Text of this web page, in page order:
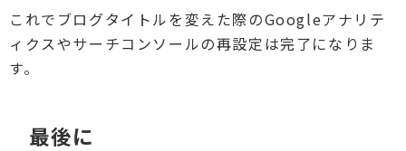
これでブログタイトルを変えた際のGoogleアナリテ
ィクスやサーチコンソールの再設定は完了になりま
す。
最後に